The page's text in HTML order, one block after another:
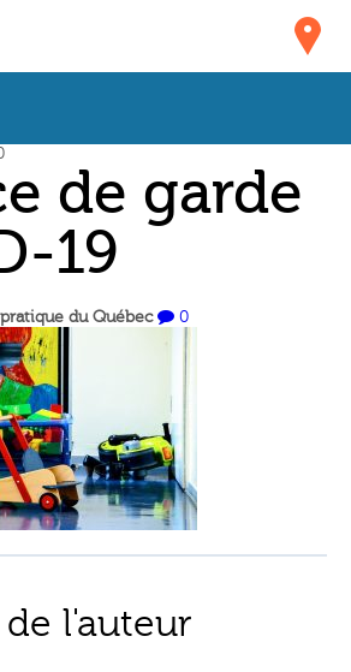
de garde
19
du Québec 0
l'auteur